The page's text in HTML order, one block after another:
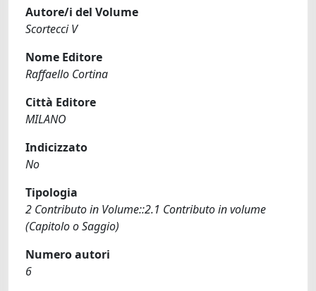
Autore/i del Volume
Scortecci V
Nome Editore
Raffaello Cortina
Città Editore
MILANO
Indicizzato
No
Tipologia
2 Contributo in Volume::2.1 Contributo in volume
(Capitolo o Saggio)
Numero autori
6